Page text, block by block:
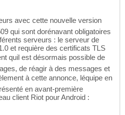
avec cette nouvelle version
qui sont dorénavant obligatoires
serveurs : le serveur de
et requière des certificats TLS
quil est désormais possible de
de réagir à des messages et
à cette annonce, léquipe en
en avant-première
client Riot pour Android :